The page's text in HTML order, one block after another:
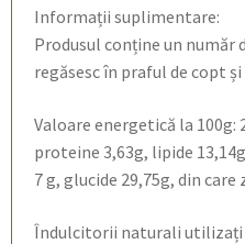
Informații suplimentare:
Produsul conține un număr
regăsesc în praful de copt
Valoare energetică la 100g:
proteine 3,63g, lipide
7 g, glucide 29,75g, din care
Îndulcitorii naturali